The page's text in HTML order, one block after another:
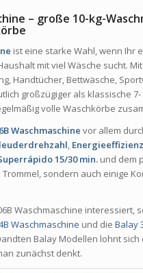
– große 10-kg-
ist eine starke Wahl, wenn Ihr
mit viel Wäsche sucht.
Handtücher, Bettwäsche,
großzügiger als klassische
volle Waschkörbe
Waschmaschine vor allem
,
15/30 min. und dem
sondern auch einige
Waschmaschine interessiert,
Waschmaschine und dieBalay
Balay Modellen lohnt
zunächst denkt.